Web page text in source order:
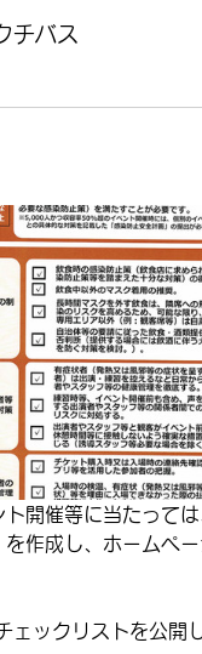
チバス
開催等に当たって
作成し、ホームペ
ェックリストを公開